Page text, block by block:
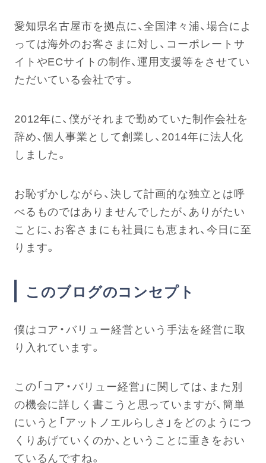
愛知県名古屋市を拠点に、全国津々浦、場合によ
っては海外のお客さまに対し、コーポレートサ
イトやECサイトの制作、運用支援等をさせてい
ただいている会社です。
2012年に、僕がそれまで勤めていた制作会社を
辞め、個人事業として創業し、2014年に法人化
しました。
お恥ずかしながら、決して計画的な独立とは呼
べるものではありませんでしたが、ありがたい
ことに、お客さまにも社員にも恵まれ、今日に至
ります。
このブログのコンセプト
僕はコア・バリュー経営という手法を経営に取
り入れています。
この「コア・バリュー経営」に関しては、また別
の機会に詳しく書こうと思っていますが、簡単
にいうと「アットノエルらしさ」をどのようにつ
くりあげていくのか、ということに重きをおい
ているんですね。